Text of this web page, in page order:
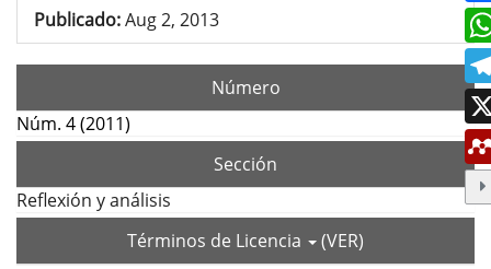
Publicado:Aug 2, 2013
Número
Núm. 4 (2011)
Sección
Reflexión y análisis
Términos de Licencia
(VER)